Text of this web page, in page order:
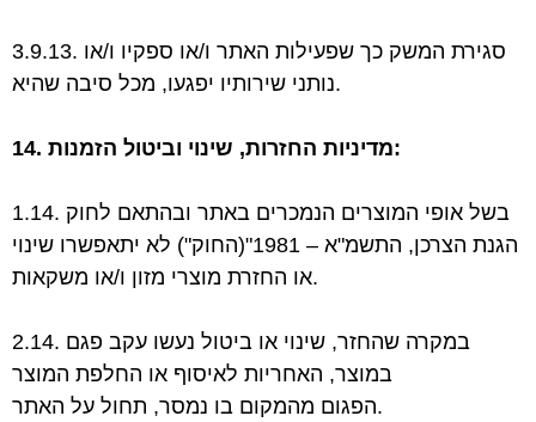
3.9.13. סגירת המשק כך שפעילות האתר ו/או ספקיו ו/או
נותני שירותיו יפגעו, מכל סיבה שהיא.
14. מדיניות החזרות, שינוי וביטול הזמנות:
1.14. בשל אופי המוצרים הנמכרים באתר ובהתאם לחוק
הגנת הצרכן, התשמ"א – 1981"(החוק") לא
יתאפשרו שינוי
או החזרת מוצרי מזון ו/או משקאות.
2.14. במקרה שהחזר, שינוי או ביטול נעשו עקב פגם
במוצר, האחריות לאיסוף או החלפת המוצר
הפגוםמהמקום בו נמסר, תחול על האתר.